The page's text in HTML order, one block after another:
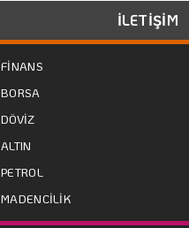
İLETİŞİM
FİNANS
BORSA
DÖVİZ
ALTIN
PETROL
MADENCİLİK